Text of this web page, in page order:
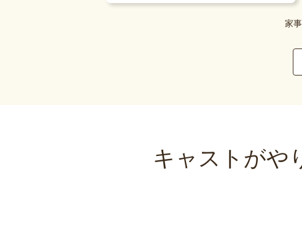
家
キャストがや